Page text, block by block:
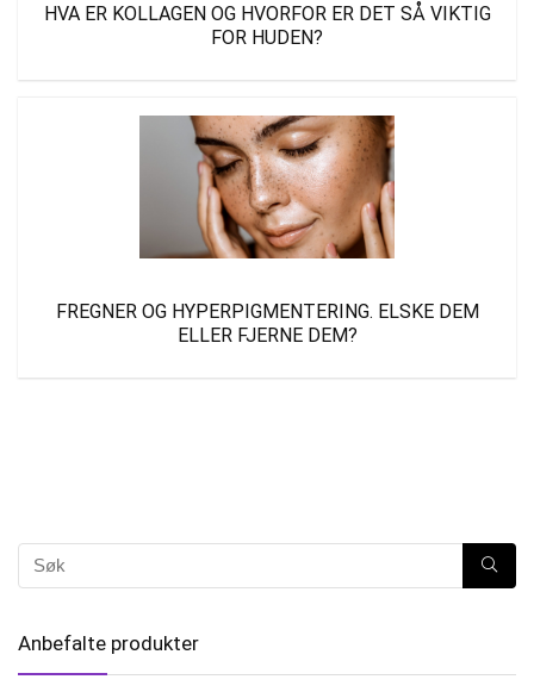
HVA ER KOLLAGEN OG HVORFOR ER DET SÅ VIKTIG
FOR HUDEN?
FREGNER OG HYPERPIGMENTERING. ELSKE DEM
ELLER FJERNE DEM?
Anbefalte produkter